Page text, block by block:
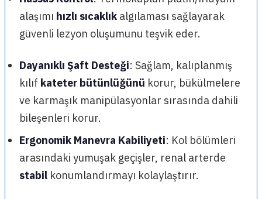
alaşımı hızlı sıcaklık algılaması sağlayarak
güvenli lezyon oluşumunu teşvik eder.
Dayanıklı Şaft Desteği: Sağlam, kalıplanmış
kılıf kateter bütünlüğünü korur, bükülmelere
ve karmaşık manipülasyonlar sırasında dahili
bileşenleri korur.
Ergonomik Manevra Kabiliyeti: Kol bölümleri
arasındaki yumuşak geçişler, renal arterde
stabil konumlandırmayı kolaylaştırır.